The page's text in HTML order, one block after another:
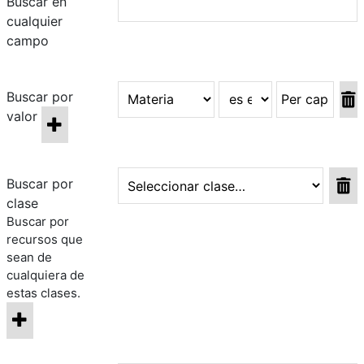
cualquier
campo
Buscar por
valor
Buscar por
clase
Buscar por
recursos que
sean de
cualquiera de
estas clases.